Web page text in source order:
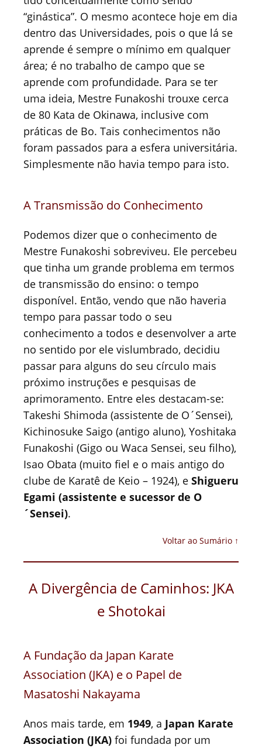
“ginástica”. O mesmo acontece hoje em dia
dentro das Universidades, pois o que lá se
aprende é sempre o mínimo em qualquer
área; é no trabalho de campo que se
aprende com profundidade. Para se ter
uma ideia, Mestre Funakoshi trouxe cerca
de 80 Kata de Okinawa, inclusive com
práticas de Bo. Tais conhecimentos não
foram passados para a esfera universitária.
Simplesmente não havia tempo para isto.
A Transmissão do Conhecimento
Podemos dizer que o conhecimento de
Mestre Funakoshi sobreviveu. Ele percebeu
que tinha um grande problema em termos
de transmissão do ensino: o tempo
disponível. Então, vendo que não haveria
tempo para passar todo o seu
conhecimento a todos e desenvolver a arte
no sentido por ele vislumbrado, decidiu
passar para alguns do seu círculo mais
próximo instruções e pesquisas de
aprimoramento. Entre eles destacam-se:
Takeshi Shimoda (assistente de O´Sensei),
Kichinosuke Saigo (antigo aluno), Yoshitaka
Funakoshi (Gigo ou Waca Sensei, seu filho),
Isao Obata (muito fiel e o mais antigo do
clube de Karatê de Keio – 1924), e Shigueru
Egami (assistente e sucessor de O
´Sensei).
Voltar ao Sumário ↑
A Divergência de Caminhos: JKA
e Shotokai
A Fundação da Japan Karate
Association (JKA) e o Papel de
Masatoshi Nakayama
Anos mais tarde, em 1949, a Japan Karate
Association (JKA) foi fundada por um